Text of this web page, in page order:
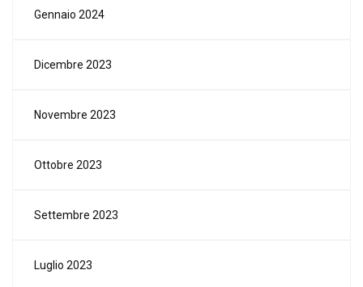
Gennaio 2024
Dicembre 2023
Novembre 2023
Ottobre 2023
Settembre 2023
Luglio 2023